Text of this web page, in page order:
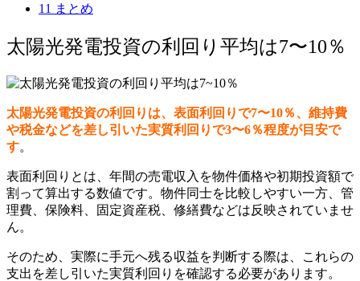
11 まとめ
太陽光発電投資の利回り平均は7〜10％
太陽光発電投資の利回りは、表面利回りで7〜10％、維持費
や税金などを差し引いた実質利回りで3〜6％程度が目安で
す。
表面利回りとは、年間の売電収入を物件価格や初期投資額で
割って算出する数値です。物件同士を比較しやすい一方、管
理費、保険料、固定資産税、修繕費などは反映されていませ
ん。
そのため、実際に手元へ残る収益を判断する際は、これらの
支出を差し引いた実質利回りを確認する必要があります。